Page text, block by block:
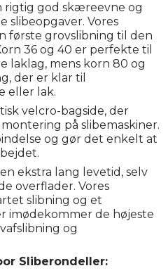
rigtig god skæreevne og
slibeopgaver. Vores
første grovslibning til den
36 og 40 er perfekte til
laklag, mens korn 80 og
der er klar til
eller lak.
velcro-bagside, der
på slibemaskiner.
og gør det enkelt at
ekstra lang levetid, selv
overflader. Vores
slibning og et
imødekommer de højeste
og
Sliberondeller: